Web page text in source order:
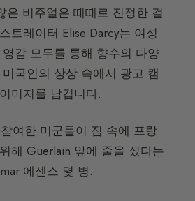
은 비주얼은 때때로 진정한 걸
트레이터 Elise Darcy는 여성
감 모두를 통해 향수의 다양
국인의 상상 속에서 광고 캠
미지를 남깁니다.
여한 미군들이 짐 속에 프랑
해 Guerlain 앞에 줄을 섰다는
에센스 몇 병.